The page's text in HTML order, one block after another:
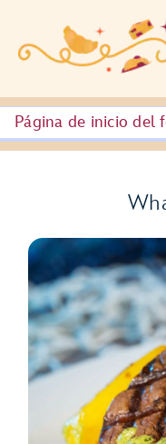
Página de inicio del